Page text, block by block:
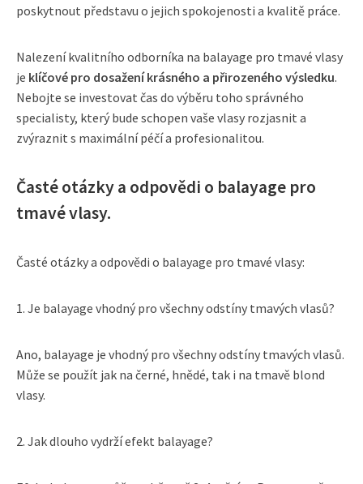
poskytnout představu o jejich spokojenosti a kvalitě práce.
Nalezení kvalitního odborníka na balayage pro tmavé vlasy
je klíčové pro dosažení krásného a přirozeného výsledku.
Nebojte se investovat čas do výběru toho správného
specialisty, který bude schopen vaše vlasy rozjasnit a
zvýraznit s maximální péčí a profesionalitou.
Časté otázky a odpovědi o balayage pro
tmavé vlasy.
Časté otázky a odpovědi o balayage pro tmavé vlasy:
1. Je balayage vhodný pro všechny odstíny tmavých vlasů?
Ano, balayage je vhodný pro všechny odstíny tmavých vlasů.
Může se použít jak na černé, hnědé, tak i na tmavě blond
vlasy.
2. Jak dlouho vydrží efekt balayage?